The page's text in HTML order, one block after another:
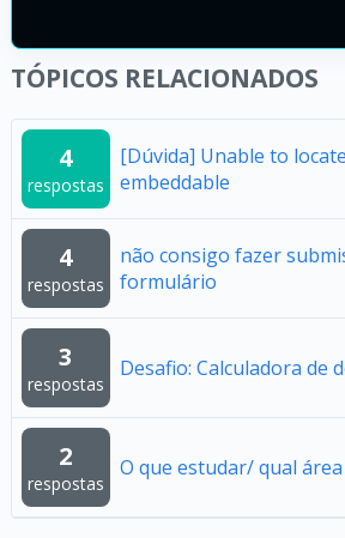
TÓPICOS RELACIONADOS
4
respostas
[Dúvida] Unable to
embeddable
4
respostas
não consigo fazer
formulário
3
respostas
Desafio: Calculadora de
2
respostas
O que estudar/ qual